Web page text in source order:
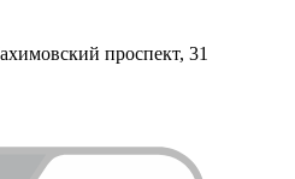
проспект, 31